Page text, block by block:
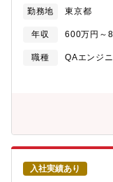
が強く、世界トップ
製造装置を使いこな
定、評価に一貫して
られます。・どの基
のづくりができます
す。足元はAI インフ
活躍いただける方を
ェアや外部機器との
担当していただきま
トウェア、さらにカ
容】・AIアルゴリズ
ラ、ロボット、PLC
案と指導・納品後に
等）の原因切り分け
改善施策の提案・実
ついて】・2020年設
市場上場を達成した
勤務地 東京都
年収 600万円～
職種
QAエンジ
入社実績あり